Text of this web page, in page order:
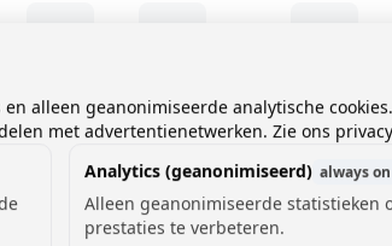
alleen geanonimiseerde analytische
met advertentienetwerken. Zie ons
Analytics (geanonimiseerd) always on
Alleen geanonimiseerde statistieken
prestaties te verbeteren.